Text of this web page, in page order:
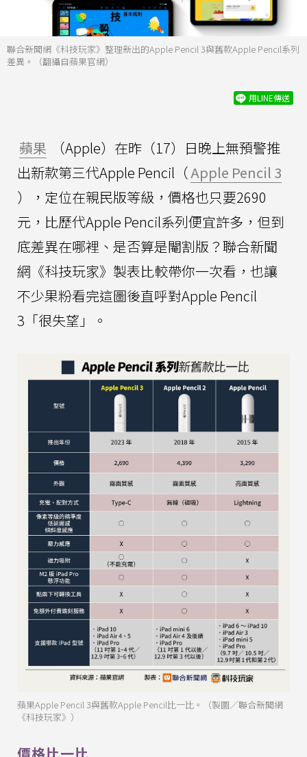
聯合新聞網《科技玩家》整理新出的Apple Pencil 3與舊款Apple Pencil系列
差異。（翻攝自蘋果官網）
用LINE傳送
蘋果
（Apple）在昨（17）日晚上無預警推
出新款第三代Apple Pencil（Apple Pencil 3
），定位在親民版等級，價格也只要2690
元，比歷代Apple Pencil系列便宜許多，但到
底差異在哪裡、是否算是閹割版？聯合新聞
網《科技玩家》製表比較帶你一次看，也讓
不少果粉看完這圖後直呼對Apple Pencil
3「很失望」。
蘋果Apple Pencil 3與舊款Apple Pencil比一比。（製圖／聯合新聞網
《科技玩家》）